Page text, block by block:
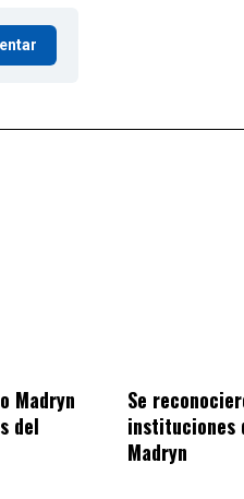
Madryn
del
Se
instituciones
Madryn